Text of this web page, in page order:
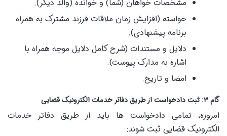
مشخصات خواهان (شما) و خوانده (والد دیگر).
خواسته (افزایش زمان ملاقات فرزند مشترک به همراه
برنامه پیشنهادی).
دلایل و مستندات (شرح کامل دلایل موجه همراه با
اشاره به مدارک پیوست).
امضا و تاریخ.
گام ۳: ثبت دادخواست از طریق دفاتر خدمات الکترونیک قضایی
امروزه، تمامی دادخواست ها باید از طریق دفاتر خدمات
الکترونیک قضایی ثبت شوند: